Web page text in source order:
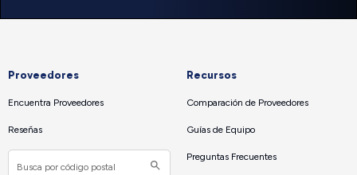
Proveedores
Encuentra Proveedores
Reseñas
Recursos
Comparación de Proveedores
Guías de Equipo
Preguntas Frecuentes